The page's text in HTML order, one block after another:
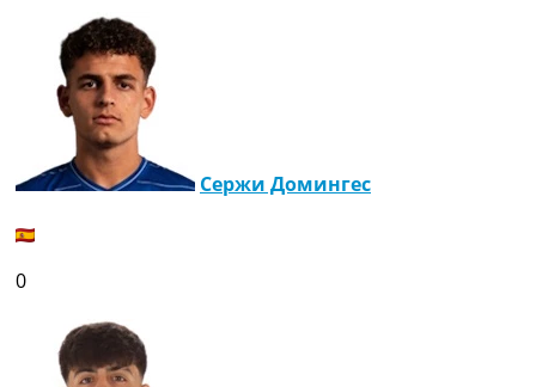
Сержи Домингес
0